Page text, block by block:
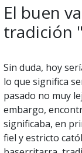
El buen
tradición
Sin duda, hoy
lo que significa
pasado no muy
embargo,
significaba, en
fiel y estricto